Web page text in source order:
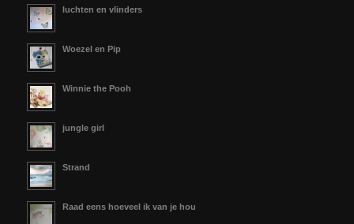
luchten en vlinders
Woezel en Pip
Winnie the Pooh
jungle girl
Strand
Raad eens hoeveel ik van je hou